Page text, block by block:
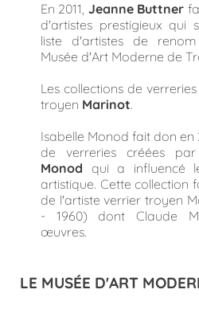
En 2011, Jeanne Buttner
d'artistes prestigieux qui
liste d'artistes de
Musée d'Art Moderne de
Les collections de
troyen Marinot.
Isabelle Monod fait don en
de verreries créées
Monod qui a influencé
artistique. Cette collection
de l'artiste verrier troyen
- 1960) dont Claude
œuvres.
LE MUSÉE D'ART